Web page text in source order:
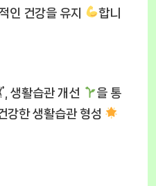
인 건강을 유지
합니
, 생활습관 개선
을 통
강한 생활습관 형성